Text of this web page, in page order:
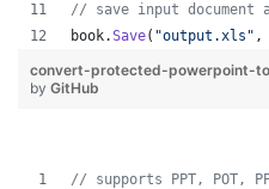
// save input document
book.Save( "output.xls" ,
convert-protected-powerpoint-
by GitHub
// supports PPT, POT,